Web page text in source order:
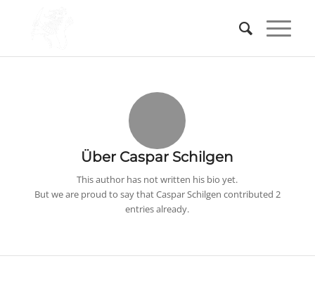
Über Caspar Schilgen
This author has not written his bio yet.
But we are proud to say thatCaspar Schilgen contributed 2
entries already.